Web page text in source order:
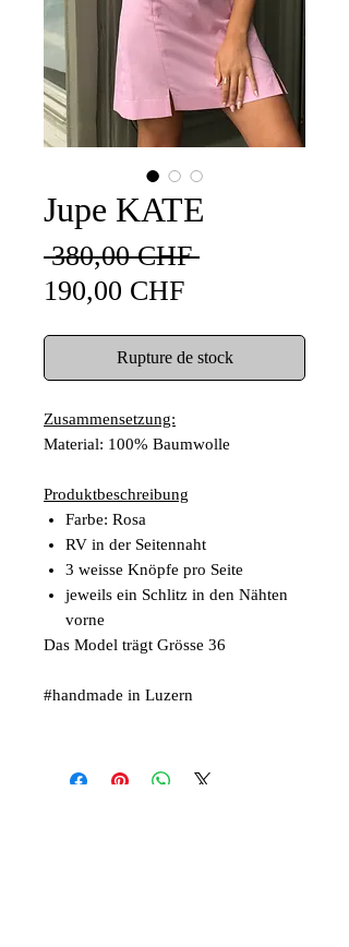
Jupe KATE
380,00 CHF Prix
190,00 CHFPrix
Rupture de stock
Zusammensetzung:
Material: 100% Baumwolle
Produktbeschreibung
Farbe: Rosa
RV in der Seitennaht
3 weisse Knöpfe pro Seite
jeweils ein Schlitz in den Nähten
vorne
Das Model trägt Grösse 36
#handmade in Luzern